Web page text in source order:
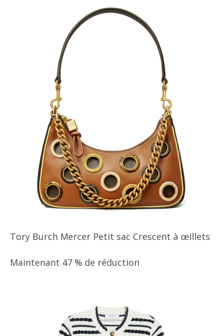
Tory Burch Mercer Petit sac Crescent à œillets
Maintenant 47 % de réduction